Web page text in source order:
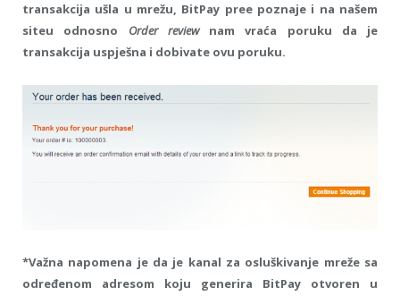
transakcija ušla u mrežu, BitPay pree poznaje i na našem
siteu odnosno Order review nam vraća poruku da je
transakcija uspješna i dobivate ovu poruku.
*Važna napomena je da je kanal za osluškivanje mreže sa
određenom adresom koju generira BitPay otvoren u